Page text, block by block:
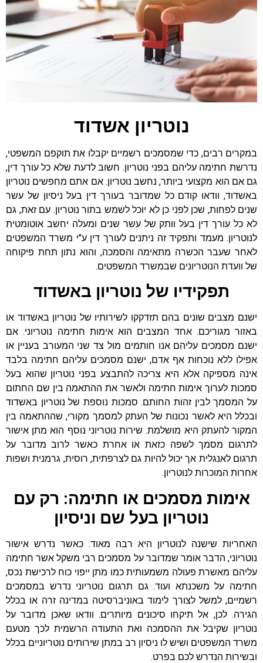
נוטריון אשדוד
במקרים רבים, כדי שמסמכים רשמיים יקבלו את תוקפם המשפטי,
נדרשת חתימה עליהם בפני נוטריון. חשוב לדעת שלא כל עורך דין,
גם אם הוא מקצועי ביותר, נחשב נוטריון. אם אתם מחפשים נוטריון
באשדוד, וודאו קודם כל שמדובר בעורך דין בעל ניסיון של עשר
שנים לפחות, שכן לפני כן לא יוכל לשמש בתור נוטריון. עם זאת, גם
לא כל עורך דין בעל וותק של עשר שנים ומעלה יחשב אוטומטית
לנוטריון. מעמד ותפקיד זה ניתנים לעורך דין ע"י משרד המשפטים
לאחר שעבר הכשרה מתאימה והסמכה, והוא נתון תחת פיקוחה
של וועדת הנוטריונים שבמשרד המשפטים.
תפקידיו של נוטריון באשדוד
ישנם מצבים שונים בהם תזדקקו לשירותיו של נוטריון באשדוד או
באזור מגוריכם. אחד המצבים הוא אימות חתימה נוטריוני. אם
ישנם מסמכים עליהם אנו חותמים מול צד שני המעורב בעניין או
אפילו ללא נוכחות אף אדם, ישנם מסמכים עליהם חתימה בלבד
אינה מספיקה אלא היא צריכה להתבצע בפני נוטריון שהוא בעל
סמכות לערוך אימות חתימה ולאשר את ההתאמה בין שם החתום
על המסמך לבין זהות החותם. סמכות נוספת של נוטריון באשדוד
ובכלל היא לאשר נכונות של העתק למסמך מקורי, שההתאמה בין
המקור להעתק היא מושלמת. שירות נוטריוני נוסף הוא מתן אישור
לתרגום מסמך לשפה כזאת או אחרת כאשר לרוב מדובר על
תרגום לאנגלית אך יכול להיות גם לצרפתית, רוסית, גרמנית ושפות
אחרות המוכרות לנוטריון.
אימות מסמכים או חתימה: רק עם
נוטריון בעל שם וניסיון
האחריות שישנה לנוטריון היא רבה מאוד. כאשר נדרש אישור
נוטריוני, הדבר אומר שמדובר על מסמכים רבי משקל אשר חתימה
עליהם מאשרת פעולה משמעותית כמו מתן ייפוי כוח לרכישת נכס,
חתימה על משכנתא ועוד. גם תרגום נוטריוני נדרש במסמכים
רשמיים, למשל לצורך לימוד באוניברסיטה במדינה זרה או בכלל
הגירה. לכן, אל תיקחו סיכונים מיותרים. וודאו שאכן מדובר על
נוטריון שקיבל את ההסמכה ואת התעודה הרשמית לכך מטעם
משרד המשפטים ושיש לו ניסיון רב במתן שירותים נוטריוניים בכלל
ובשירות הנדרש לכם בפרט.